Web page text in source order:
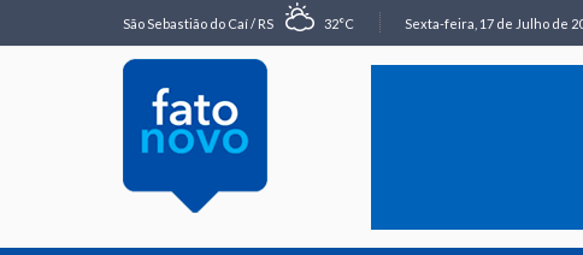
São Sebastião do Caí / RS 32°C Sexta-feira, 17 de Julho de